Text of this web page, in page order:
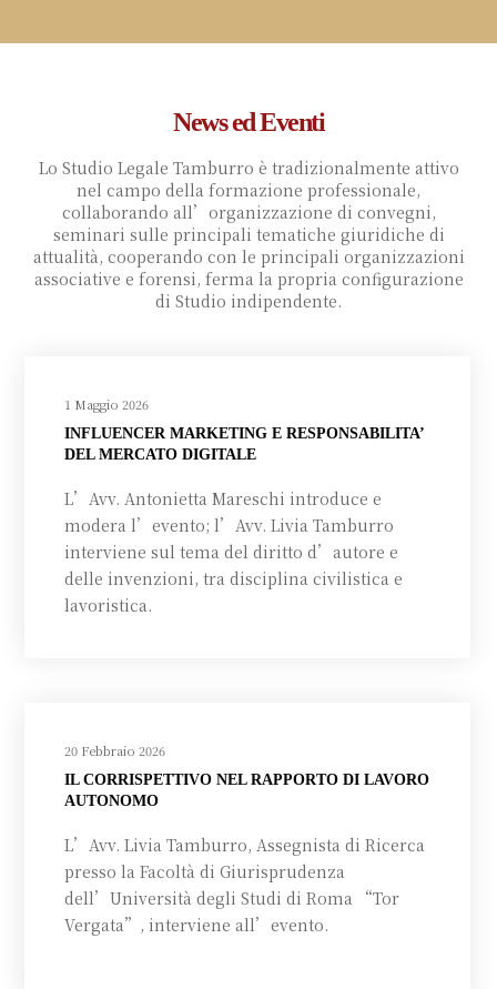
News ed Eventi
Lo Studio Legale Tamburro è tradizionalmente attivo
nel campo della formazione professionale,
collaborando all’organizzazione di convegni,
seminari sulle principali tematiche giuridiche di
attualità, cooperando con le principali organizzazioni
associative e forensi, ferma la propria configurazione
di Studio indipendente.
1 Maggio 2026
INFLUENCER MARKETING E RESPONSABILITA’
DEL MERCATO DIGITALE
L’Avv. Antonietta Mareschi introduce e
modera l’evento; l’Avv. Livia Tamburro
interviene sul tema del diritto d’autore e
delle invenzioni, tra disciplina civilistica e
lavoristica.
20 Febbraio 2026
IL CORRISPETTIVO NEL RAPPORTO DI LAVORO
AUTONOMO
L’Avv. Livia Tamburro, Assegnista di Ricerca
presso la Facoltà di Giurisprudenza
dell’Università degli Studi di Roma “Tor
Vergata”, interviene all’evento.